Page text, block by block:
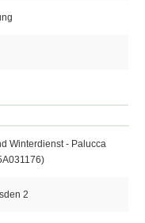
Winterdienst - Palucca
2